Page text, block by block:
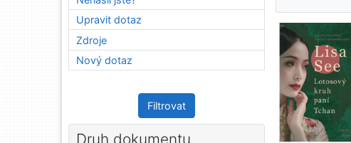
Upravit dotaz
Zdroje
Nový dotaz
Filtrovat
Druh dokumentu